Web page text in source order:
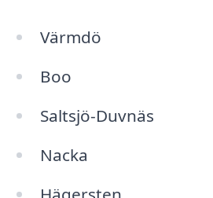
Värmdö
Boo
Saltsjö-Duvnäs
Nacka